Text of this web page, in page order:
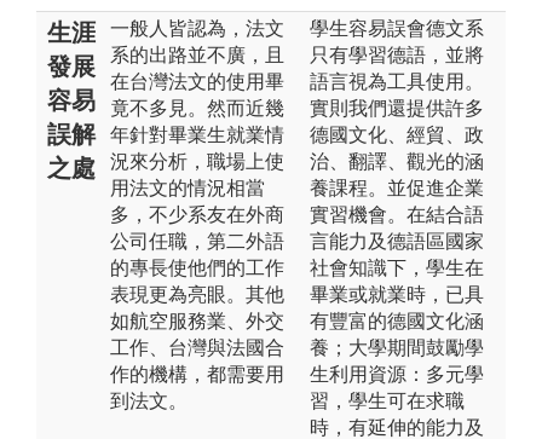
生涯
發展
容易
誤解
之處
一般人皆認為，法文
系的出路並不廣，且
在台灣法文的使用畢
竟不多見。然而近幾
年針對畢業生就業情
況來分析，職場上使
用法文的情況相當
多，不少系友在外商
公司任職，第二外語
的專長使他們的工作
表現更為亮眼。其他
如航空服務業、外交
工作、台灣與法國合
作的機構，都需要用
到法文。
學生容易誤會德文系
只有學習德語，並將
語言視為工具使用。
實則我們還提供許多
德國文化、經貿、政
治、翻譯、觀光的涵
養課程。並促進企業
實習機會。在結合語
言能力及德語區國家
社會知識下，學生在
畢業或就業時，已具
有豐富的德國文化涵
養；大學期間鼓勵學
生利用資源：多元學
習，學生可在求職
時，有延伸的能力及